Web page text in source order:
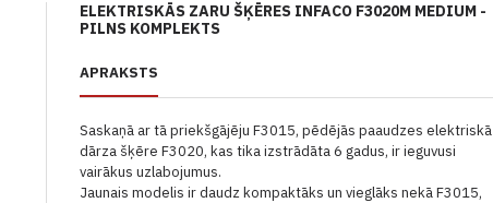
ELEKTRISKĀS ZARU ŠĶĒRES INFACO F3020M MEDIUM -
PILNS KOMPLEKTS
APRAKSTS
Saskaņā ar tā priekšgājēju F3015, pēdējās paaudzes elektriskā
dārza šķēre F3020, kas tika izstrādāta 6 gadus, ir ieguvusi
vairākus uzlabojumus.
Jaunais modelis ir daudz kompaktāks un vieglāks nekā F3015,